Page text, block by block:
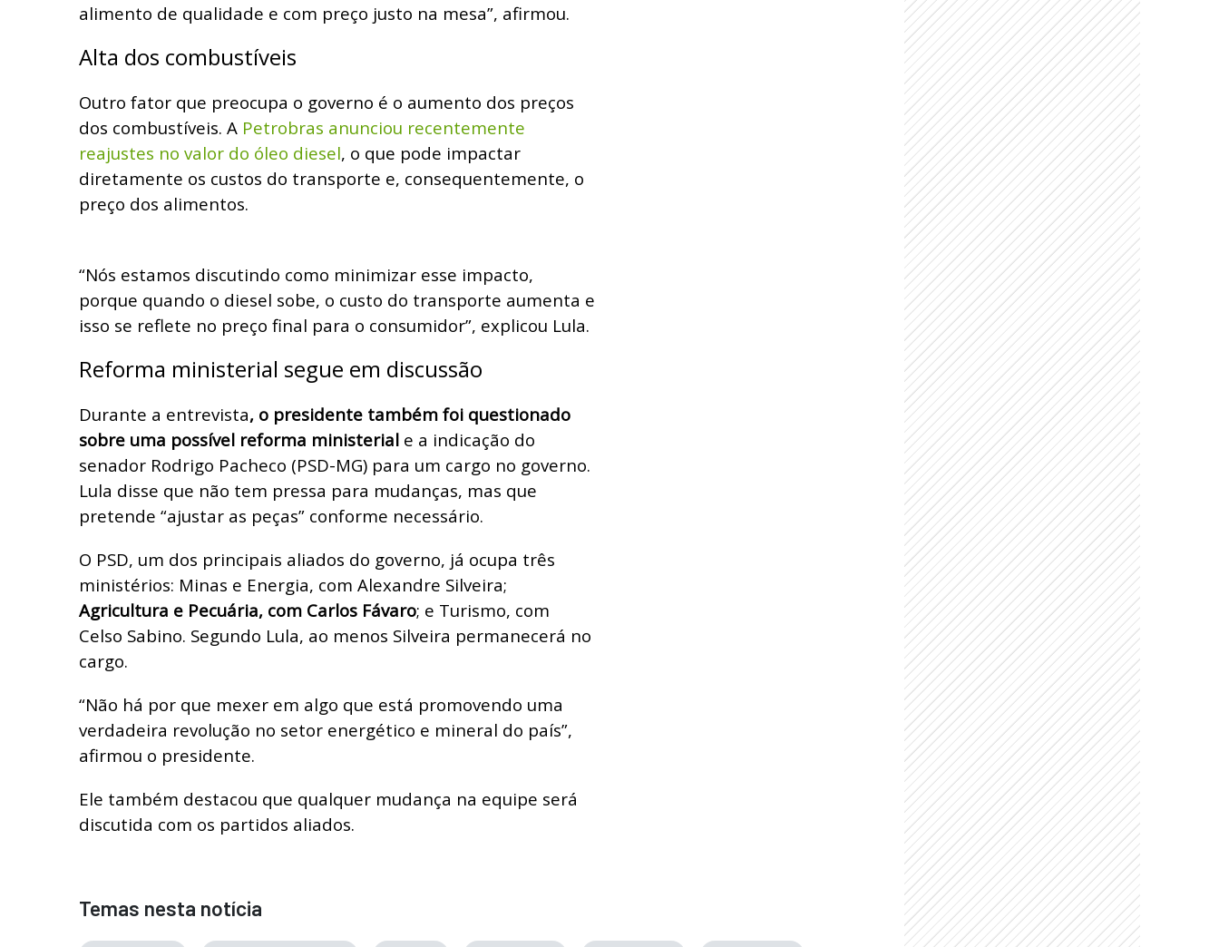
alimento de qualidade e com preço justo na mesa”, afirmou.
Alta dos combustíveis
Outro fator que preocupa o governo é o aumento dos preços
dos combustíveis. A Petrobras anunciou recentemente
reajustes no valor do óleo diesel, o que pode impactar
diretamente os custos do transporte e, consequentemente, o
preço dos alimentos.
“Nós estamos discutindo como minimizar esse impacto,
porque quando o diesel sobe, o custo do transporte aumenta e
isso se reflete no preço final para o consumidor”, explicou Lula.
Reforma ministerial segue em discussão
Durante a entrevista, o presidente também foi questionado
sobre uma possível reforma ministerial e a indicação do
senador Rodrigo Pacheco (PSD-MG) para um cargo no governo.
Lula disse que não tem pressa para mudanças, mas que
pretende “ajustar as peças” conforme necessário.
O PSD, um dos principais aliados do governo, já ocupa três
ministérios: Minas e Energia, com Alexandre Silveira;
Agricultura e Pecuária, com Carlos Fávaro; e Turismo, com
Celso Sabino. Segundo Lula, ao menos Silveira permanecerá no
cargo.
“Não há por que mexer em algo que está promovendo uma
verdadeira revolução no setor energético e mineral do país”,
afirmou o presidente.
Ele também destacou que qualquer mudança na equipe será
discutida com os partidos aliados.
Temas nesta notícia